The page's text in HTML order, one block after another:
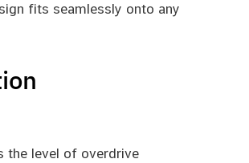
fits seamlessly onto any
the level of overdrive